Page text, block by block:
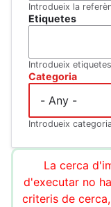
Introdueix la
Etiquetes
Introdueix
Categoria
Introdueix
La cerca
d'executar no
criteris de